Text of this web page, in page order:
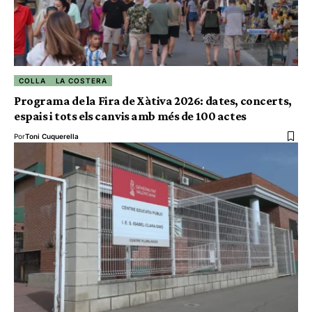
COLLA LA COSTERA
Programa de la Fira de Xàtiva 2026: dates, concerts,
espais i tots els canvis amb més de 100 actes
PorToni Cuquerella